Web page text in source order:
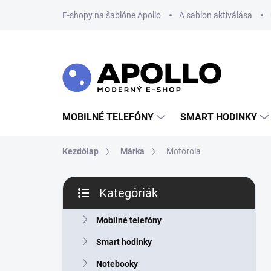
E-shopy na šablóne Apollo A sablon aktiválása
MOBILNÉ TELEFÓNY SMART HODINKY
Kezdőlap Márka Motorola
O
d
átugrása
Kategóriák
Mobilné telefóny
Smart hodinky
Notebooky